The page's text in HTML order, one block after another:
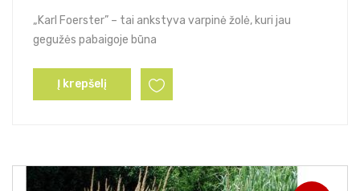
„Karl Foerster” – tai ankstyva varpinė žolė, kuri jau
gegužės pabaigoje būna
Į krepšelį